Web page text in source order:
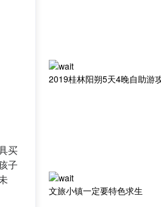
买
子
文旅小镇一定要特色求生